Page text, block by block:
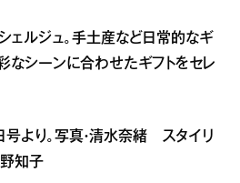
ェルジュ。手土産など日常的なギ
なシーンに合わせたギフトをセレ
号より。写真・清水奈緒 スタイリ
野知子